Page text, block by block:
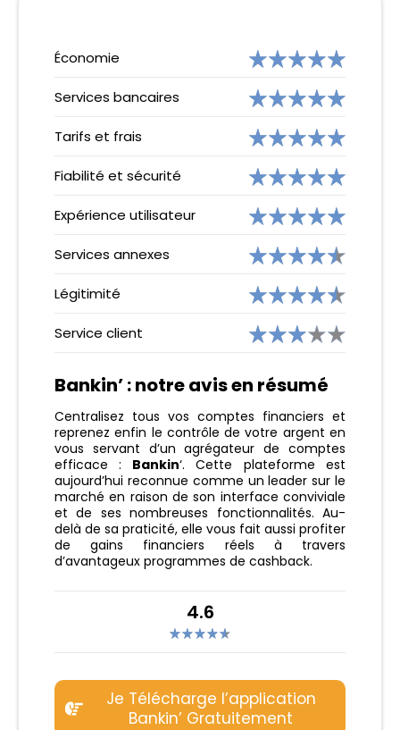
Économie
Services bancaires
Tarifs et frais
Fiabilité et sécurité
Expérience utilisateur
Services annexes
Légitimité
Service client
Bankin’ : notre avis en résumé
Centralisez tous vos comptes financiers et
reprenez enfin le contrôle de votre argent en
vous servant d’un agrégateur de comptes
efficace : Bankin‘. Cette plateforme est
aujourd’hui reconnue comme un leader sur le
marché en raison de son interface conviviale
et de ses nombreuses fonctionnalités. Au-
delà de sa praticité, elle vous fait aussi profiter
de gains financiers réels à travers
d’avantageux programmes de cashback.
4.6
Je Télécharge l’application
Bankin’ Gratuitement